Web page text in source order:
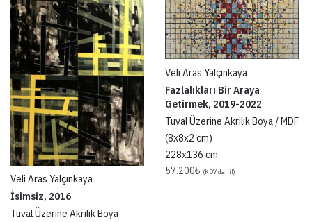
Veli Aras Yalçınkaya
İsimsiz, 2016
Tuval Üzerine Akrilik Boya
Veli Aras Yalçınkaya
Fazlalıkları Bir Araya
Getirmek, 2019-2022
Tuval Üzerine Akrilik Boya / MDF
(8x8x2 cm)
228x136 cm
57.200₺ (KDV dahil)